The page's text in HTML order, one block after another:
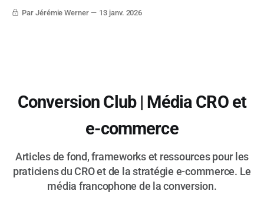
priorité.
Par Jérémie Werner 13 janv. 2026
Conversion Club | Média CRO et
e-commerce
Articles de fond, frameworks et ressources pour les
praticiens du CRO et de la stratégie e-commerce. Le
média francophone de la conversion.